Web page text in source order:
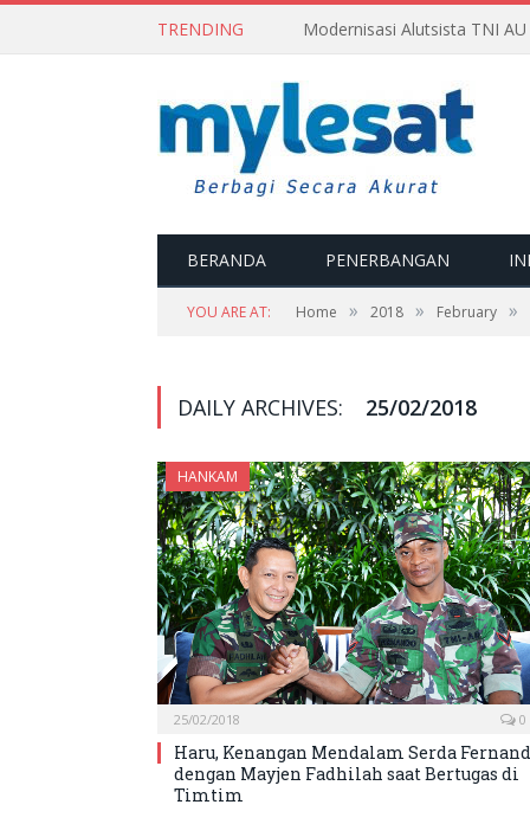
TRENDING
BERANDA PENERBANGAN
YOU ARE AT: Home » 2018 » February »
DAILY ARCHIVES: 25/02/2018
HANKAM
25/02/2018 0
Haru, Kenangan Mendalam Serda
dengan Mayjen Fadhilah saat Bertugas di
Timtim